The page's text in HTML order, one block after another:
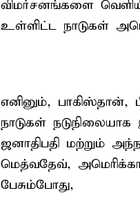
விமர்சனங்களை
உள்ளிட்ட நாடுகள்
எனினும், பாகிஸ்தான்,
நாடுகள்
ஜனாதிபதி மற்றும்
மெத்வதேவ்,
பேசும்போது,